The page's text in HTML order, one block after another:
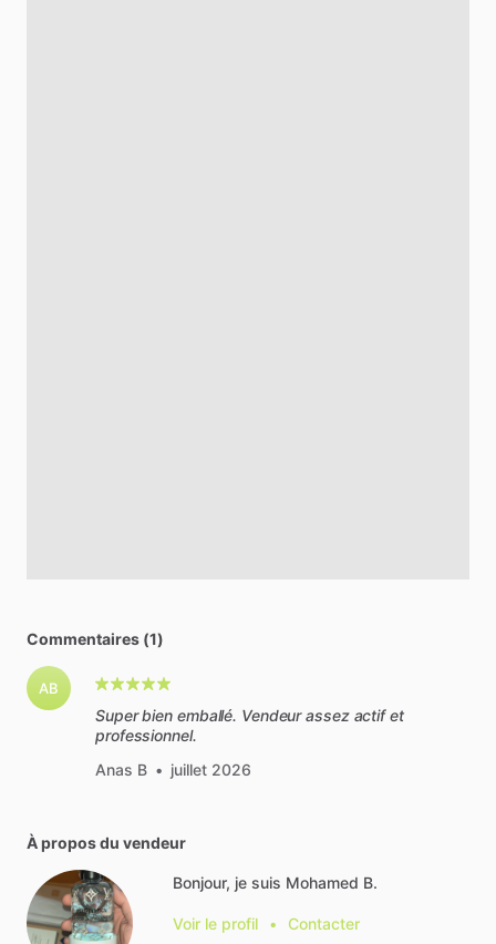
Commentaires (1)
AB
Super bien emballé. Vendeur assez actif et
professionnel.
Anas B • juillet 2026
À propos du vendeur
Bonjour, je suis Mohamed B.
Voir le profil • Contacter